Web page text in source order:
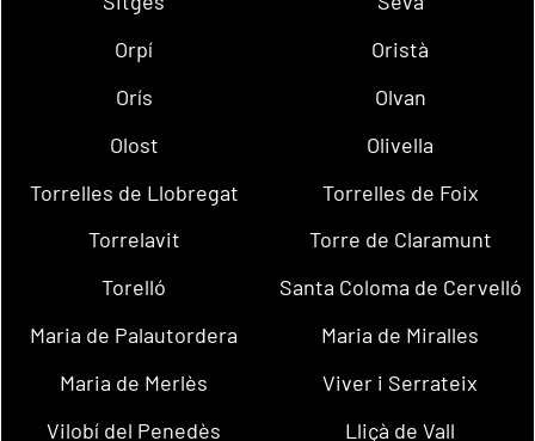
Orpí
Oristà
Orís
Olvan
Olost
Olivella
Torrelles de Llobregat
Torrelles de Foix
Torrelavit
Torre de Claramunt
Torelló
Santa Coloma de Cervelló
Maria de Palautordera
Maria de Miralles
Maria de Merlès
Viver i Serrateix
Vilobí del Penedès
Lliçà de Vall